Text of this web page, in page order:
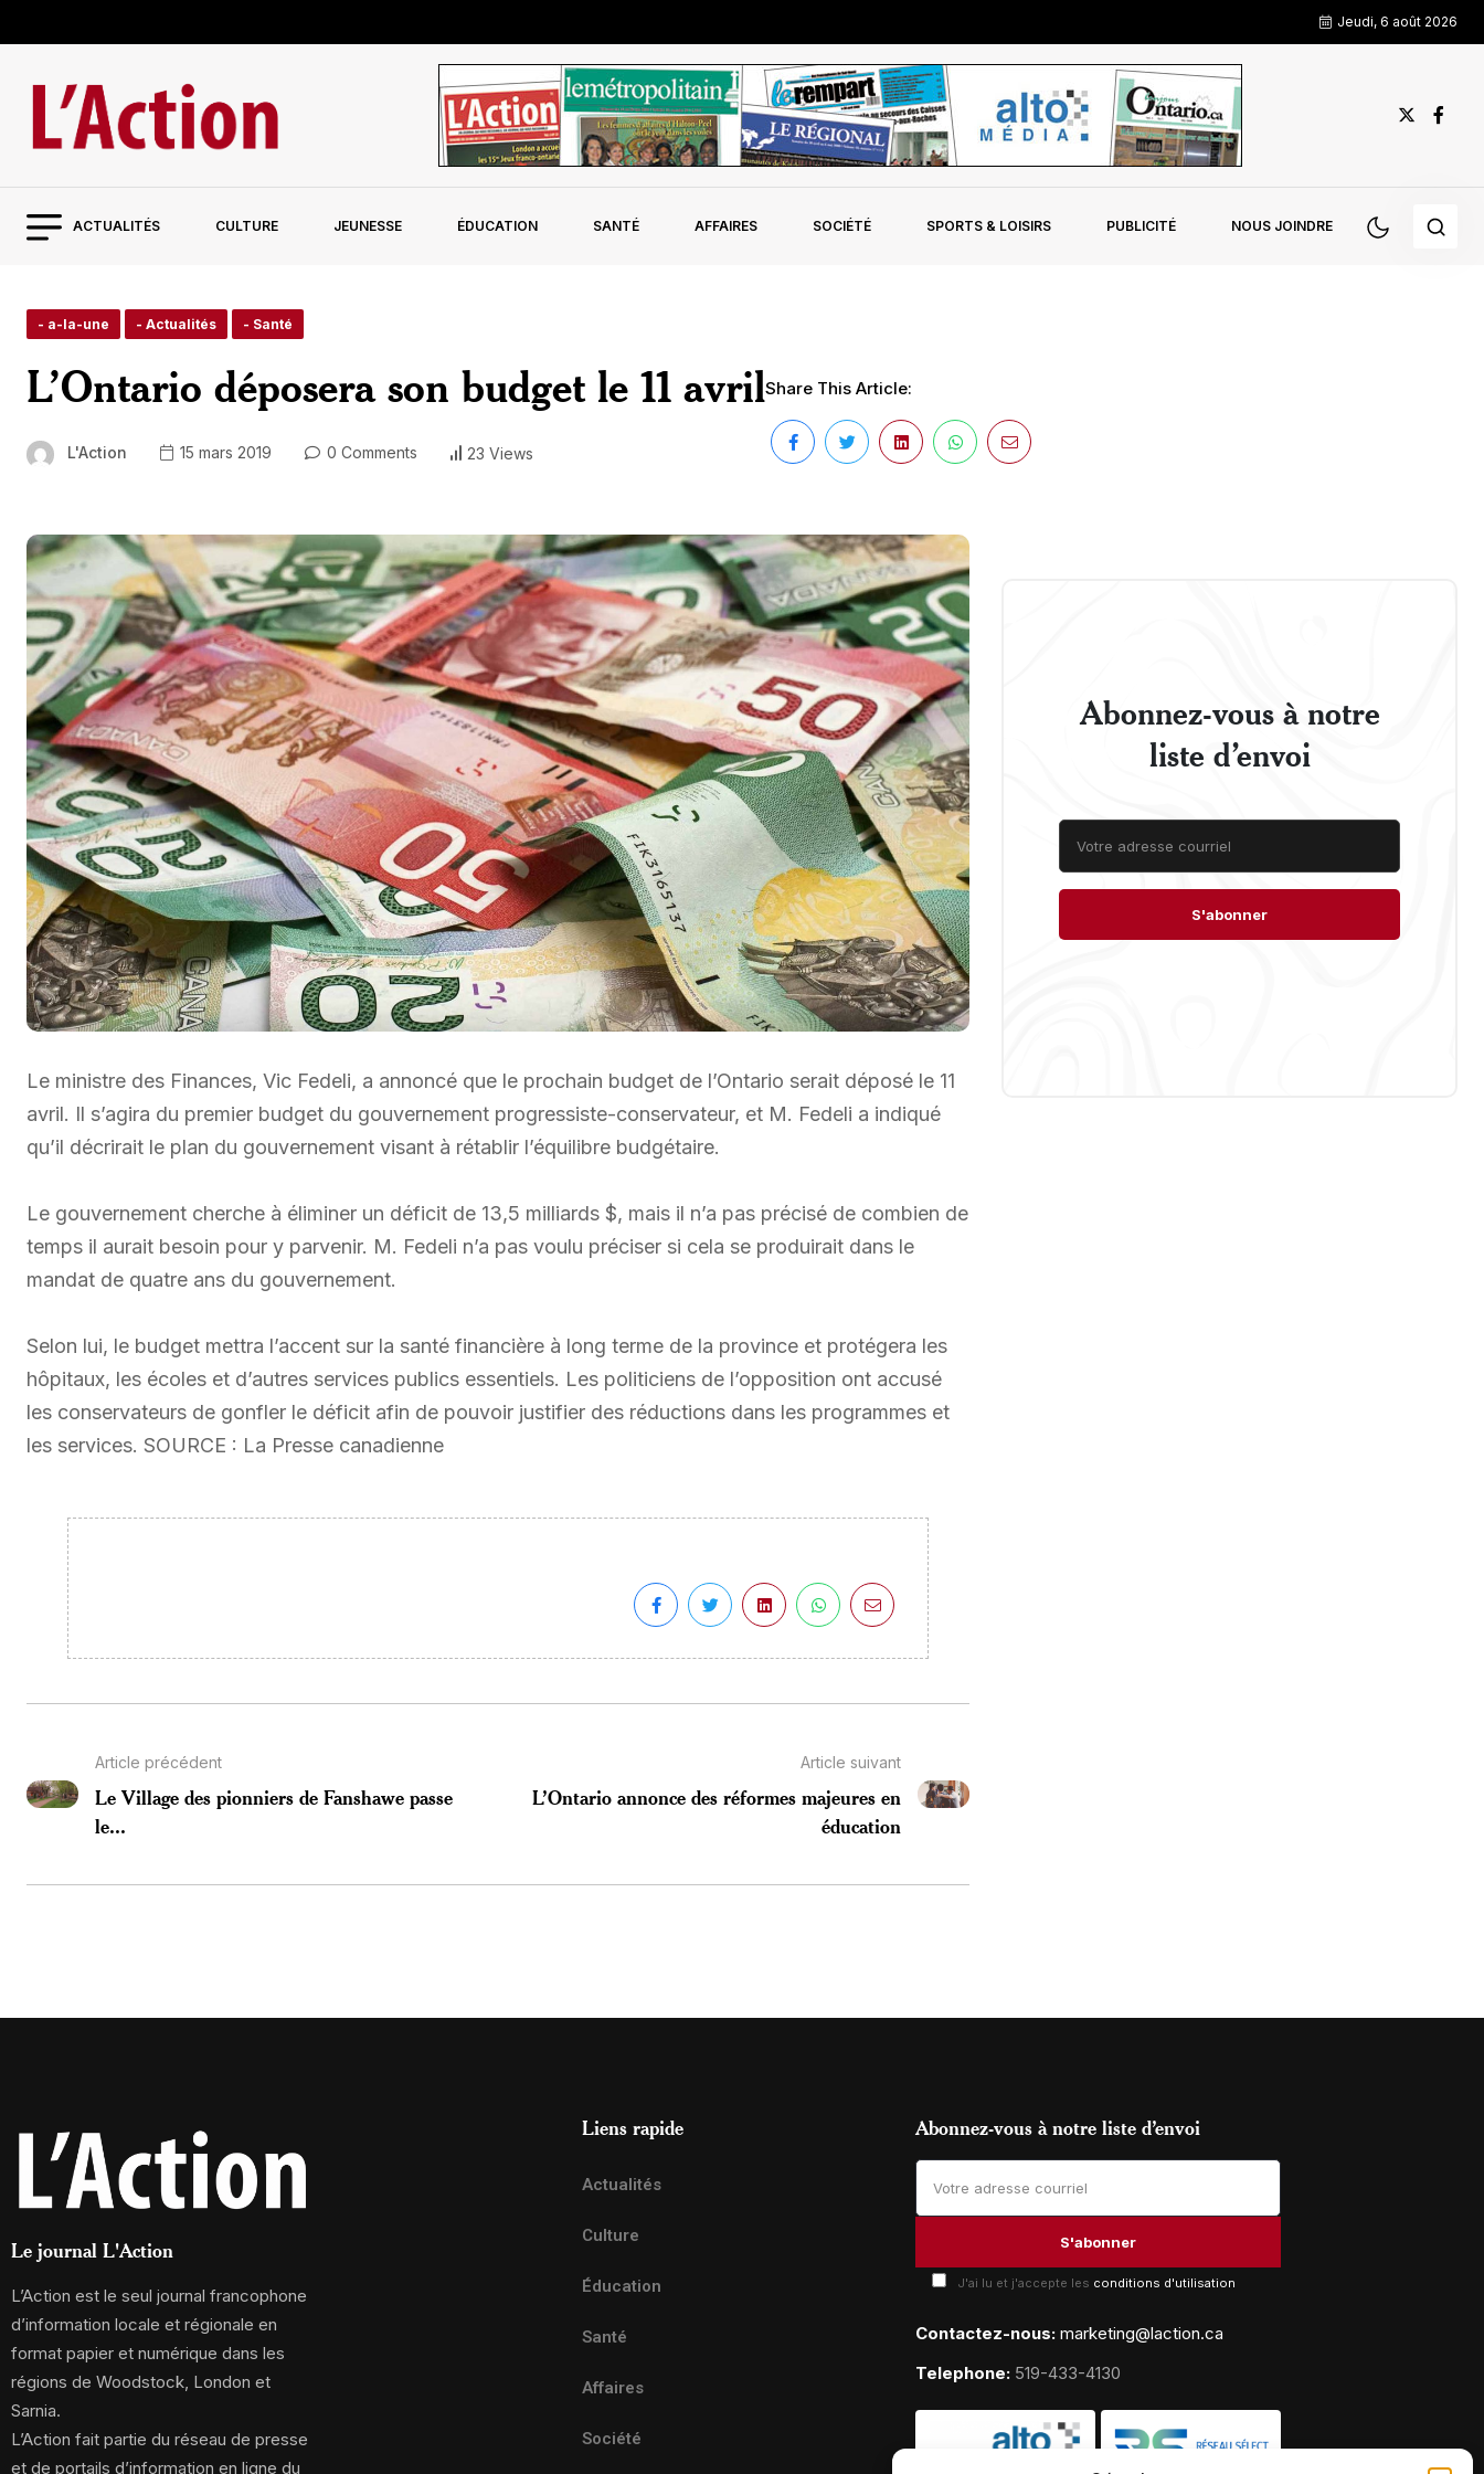
Jeudi, 6 août 2026
ACTUALITÉS CULTURE JEUNESSE ÉDUCATION SANTÉ AFFAIRES SOCIÉTÉ SPORTS & LOISIRS PUBLICITÉ NOUS JOINDRE
- a-la-une - Actualités - Santé
L’Ontario déposera son budget le 11 avril
L'Action 15 mars 2019 0 Comments 23 Views
Share This Article:
Le ministre des Finances, Vic Fedeli, a annoncé que le prochain budget de l’Ontario serait déposé le 11
avril. Il s’agira du premier budget du gouvernement progressiste-conservateur, et M. Fedeli a indiqué
qu’il décrirait le plan du gouvernement visant à rétablir l’équilibre budgétaire.
Le gouvernement cherche à éliminer un déficit de 13,5 milliards $, mais il n’a pas précisé de combien de
temps il aurait besoin pour y parvenir. M. Fedeli n’a pas voulu préciser si cela se produirait dans le
mandat de quatre ans du gouvernement.
Selon lui, le budget mettra l’accent sur la santé financière à long terme de la province et protégera les
hôpitaux, les écoles et d’autres services publics essentiels. Les politiciens de l’opposition ont accusé
les conservateurs de gonfler le déficit afin de pouvoir justifier des réductions dans les programmes et
les services. SOURCE : La Presse canadienne
Article précédent
Le Village des pionniers de Fanshawe passe
le...
Article suivant
L’Ontario annonce des réformes majeures en
éducation
Abonnez-vous à notre
liste d’envoi
Le journal L'Action
L’Action est le seul journal francophone
d’information locale et régionale en
format papier et numérique dans les
régions de Woodstock, London et
Sarnia.
L’Action fait partie du réseau de presse
et de portails d’information en ligne du
Liens rapide
Actualités
Culture
Éducation
Santé
Affaires
Société
Abonnez-vous à notre liste d’envoi
J'ai lu et j'accepte les conditions d'utilisation
Contactez-nous: marketing@laction.ca
Telephone: 519-433-4130